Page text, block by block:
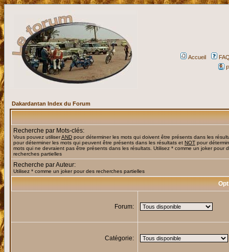
Accueil
Dakardantan Index du Forum
Recherche par Mots-clés:
Vous pouvez utiliserAND pour déterminer les mots qui doivent être présents dans les
pour déterminer les mots qui peuvent être présents dans les résultats et NOT pour
mots qui ne devraient pas être présents dans les résultats. Utilisez * comme un joker pour
recherches partielles
Recherche par Auteur:
Utilisez * comme un joker pour des recherches partielles
Forum:
Catégorie: